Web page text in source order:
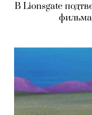
В Lionsgate